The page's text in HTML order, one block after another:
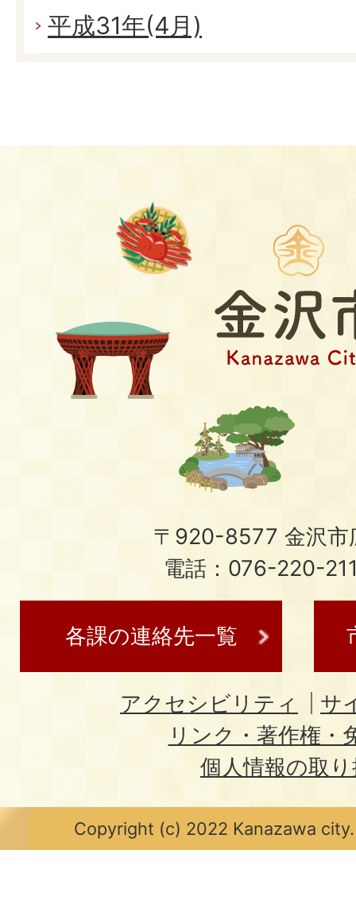
平成31年(4月)
〒920-8577 金沢市
電話：076-220-
各課の連絡先一覧
アクセシビリティ
サ
リンク・著作権・
個人情報の取
Copyright (c) 2022 Kanazawa